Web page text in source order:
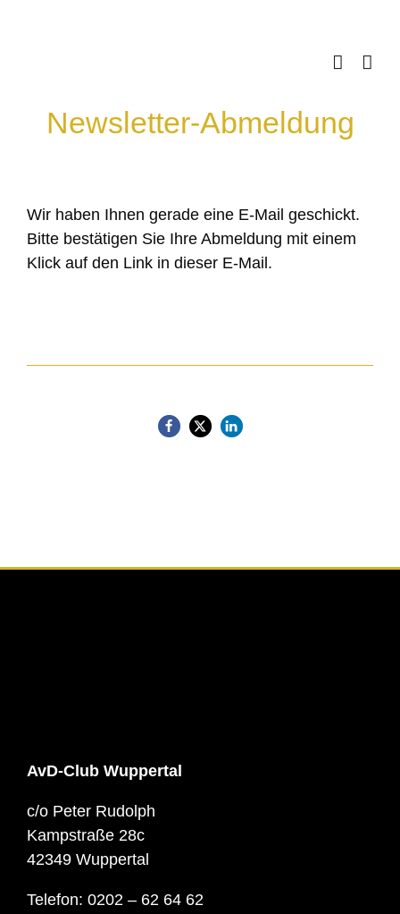
Newsletter-Abmeldung
Wir haben Ihnen gerade eine E-Mail geschickt.
Bitte bestätigen Sie Ihre Abmeldung mit einem
Klick auf den Link in dieser E-Mail.
AvD-Club Wuppertal
c/o Peter Rudolph
Kampstraße 28c
42349 Wuppertal
Telefon: 0202 – 62 64 62